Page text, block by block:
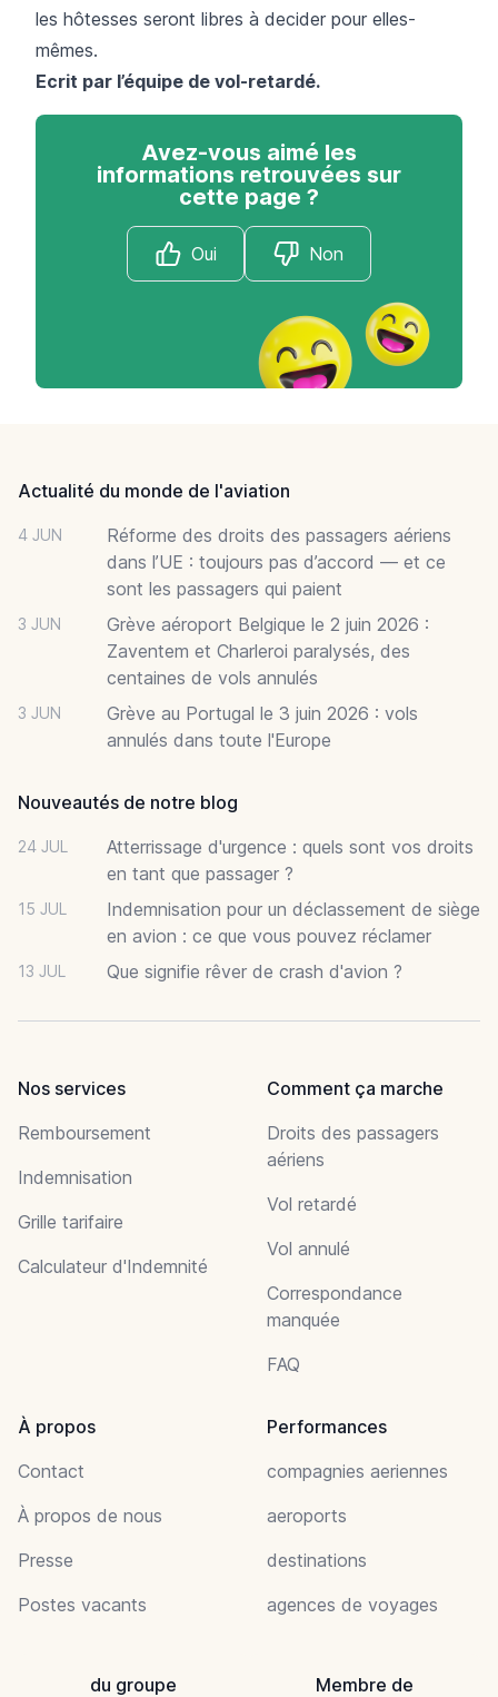
les hôtesses seront libres à decider pour elles-
mêmes.
Ecrit par l’équipe de vol-retardé.
Avez-vous aimé les
informations retrouvées sur
cette page ?
Oui Non
Actualité du monde de l'aviation
4 JUN
Réforme des droits des passagers aériens
dans l’UE : toujours pas d’accord — et ce
sont les passagers qui paient
3 JUN
Grève aéroport Belgique le 2 juin 2026 :
Zaventem et Charleroi paralysés, des
centaines de vols annulés
3 JUN
Grève au Portugal le 3 juin 2026 : vols
annulés dans toute l'Europe
Nouveautés de notre blog
24 JUL
Atterrissage d'urgence : quels sont vos droits
en tant que passager ?
15 JUL
Indemnisation pour un déclassement de siège
en avion : ce que vous pouvez réclamer
13 JUL Que signifie rêver de crash d'avion ?
Nos services
Remboursement
Indemnisation
Grille tarifaire
Calculateur d'Indemnité
Comment ça marche
Droits des passagers
aériens
Vol retardé
Vol annulé
Correspondance
manquée
FAQ
À propos
Contact
À propos de nous
Presse
Postes vacants
Performances
compagnies aeriennes
aeroports
destinations
agences de voyages
du groupe Membre de